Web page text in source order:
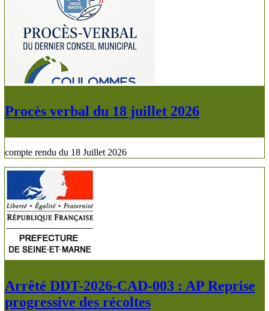
Procès verbal du 18 juillet 2026
compte rendu du 18 Juillet 2026
Arrêté DDT-2026-CAD-003 : AP Reprise
progressive des récoltes